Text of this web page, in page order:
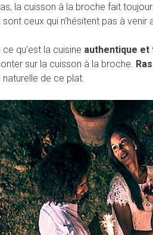
la cuisson à la broche fait
ceux qui n’hésitent pas à
qu’est la cuisine authentique
sur la cuisson à la broche.
de ce plat.